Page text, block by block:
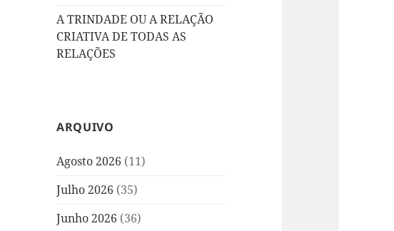
A TRINDADE OU A RELAÇÃO
CRIATIVA DE TODAS AS
RELAÇÕES
ARQUIVO
Agosto 2026 (11)
Julho 2026 (35)
Junho 2026 (36)